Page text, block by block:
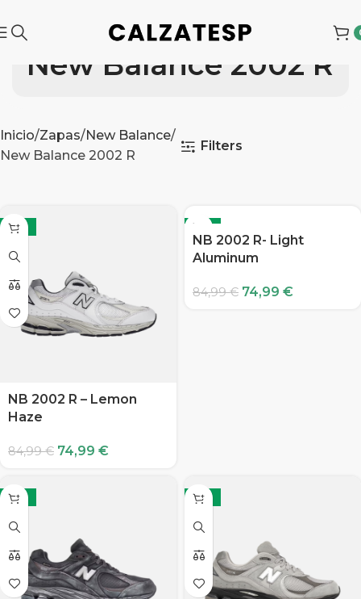
New Balance 2002 R
Inicio Zapas New Balance
New Balance 2002 R
Filters
-12%
NB 2002 R – Lemon
Haze
84,99€ 74,99 €
-12%
NB 2002 R- Light
Aluminum
84,99€ 74,99 €
-12% -12%